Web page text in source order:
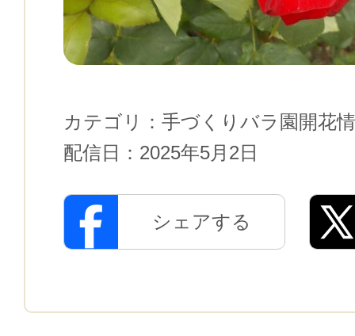
カテゴリ： 手づくりバラ園開花
配信日： 2025年5月2日
シェアする